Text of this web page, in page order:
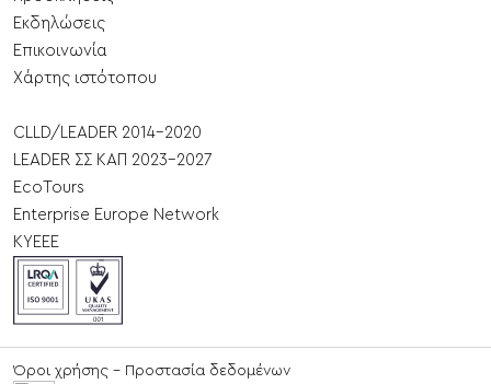
Εκδηλώσεις
Επικοινωνία
Χάρτης ιστότοπου
CLLD/LEADER 2014-2020
LEADER ΣΣ ΚΑΠ 2023-2027
EcoTours
Enterprise Europe Network
ΚΥΕΕΕ
Όροι χρήσης - Προστασία δεδομένων